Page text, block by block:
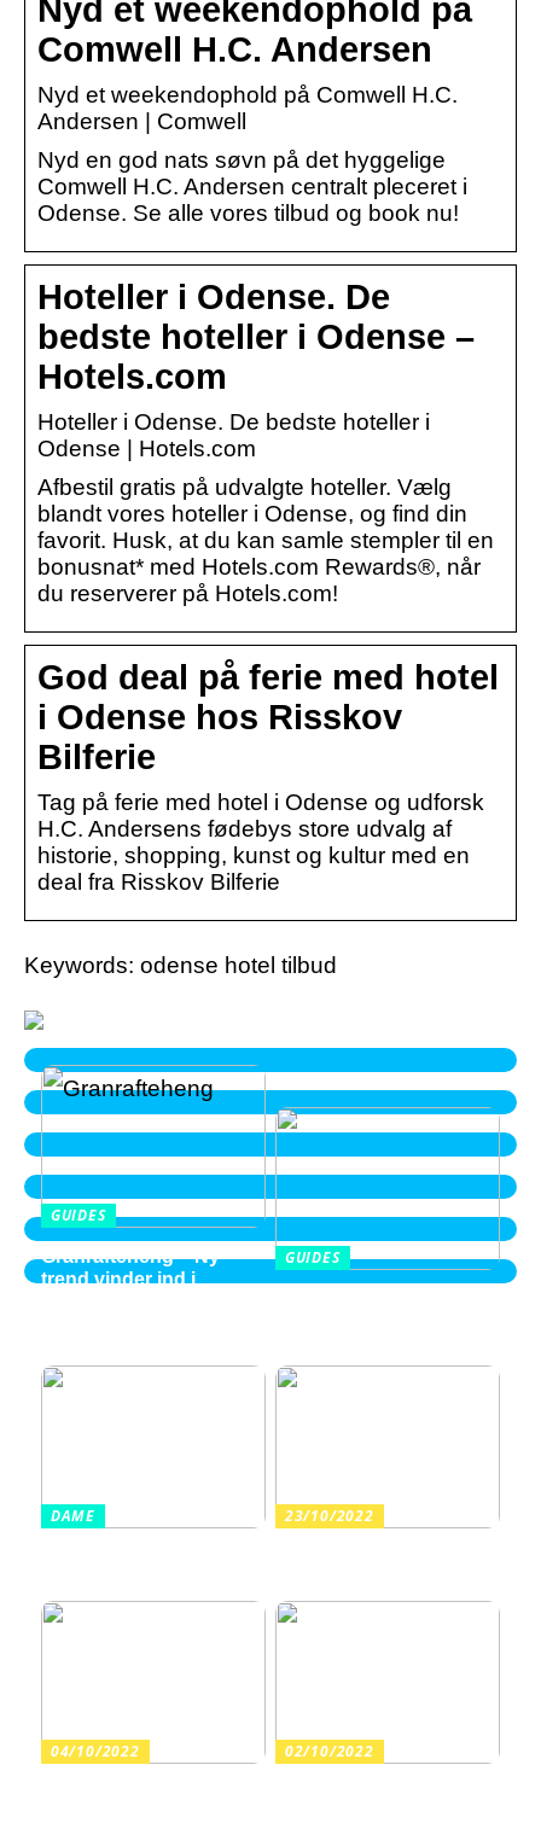
Nyd et weekendophold på
Comwell H.C. Andersen
Nyd et weekendophold på Comwell H.C.
Andersen | Comwell
Nyd en god nats søvn på det hyggelige
Comwell H.C. Andersen centralt pleceret i
Odense. Se alle vores tilbud og book nu!
Hoteller i Odense. De
bedste hoteller i Odense –
Hotels.com
Hoteller i Odense. De bedste hoteller i
Odense | Hotels.com
Afbestil gratis på udvalgte hoteller. Vælg
blandt vores hoteller i Odense, og find din
favorit. Husk, at du kan samle stempler til en
bonusnat* med Hotels.com Rewards®, når
du reserverer på Hotels.com!
God deal på ferie med hotel
i Odense hos Risskov
Bilferie
Tag på ferie med hotel i Odense og udforsk
H.C. Andersens fødebys store udvalg af
historie, shopping, kunst og kultur med en
deal fra Risskov Bilferie
Keywords: odense hotel tilbud
GUIDES
Granrafteheng – Ny
trend vinder ind i
GUIDES
DAME 23/10/2022
04/10/2022 02/10/2022